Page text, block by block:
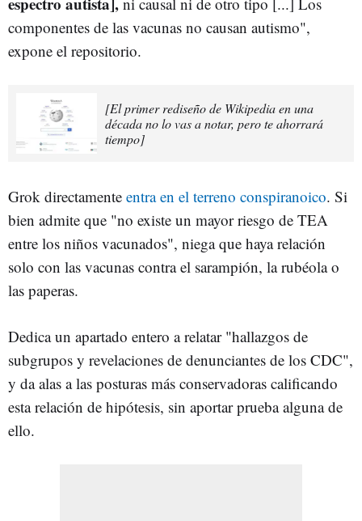
componentes de las vacunas no causan autismo",
expone el repositorio.
[El primer rediseño de Wikipedia en una
década no lo vas a notar, pero te ahorrará
tiempo]
Grok directamente entra en el terreno conspiranoico. Si
bien admite que "no existe un mayor riesgo de TEA
entre los niños vacunados", niega que haya relación
solo con las vacunas contra el sarampión, la rubéola o
las paperas.
Dedica un apartado entero a relatar "hallazgos de
subgrupos y revelaciones de denunciantes de los CDC",
y da alas a las posturas más conservadoras calificando
esta relación de hipótesis, sin aportar prueba alguna de
ello.